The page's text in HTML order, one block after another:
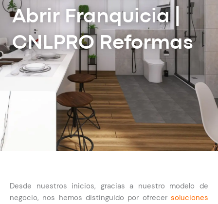
Abrir Franquicia |
CNLPRO Reformas
Desde nuestros inicios, gracias a nuestro modelo de
negocio, nos hemos distinguido por ofrecer soluciones